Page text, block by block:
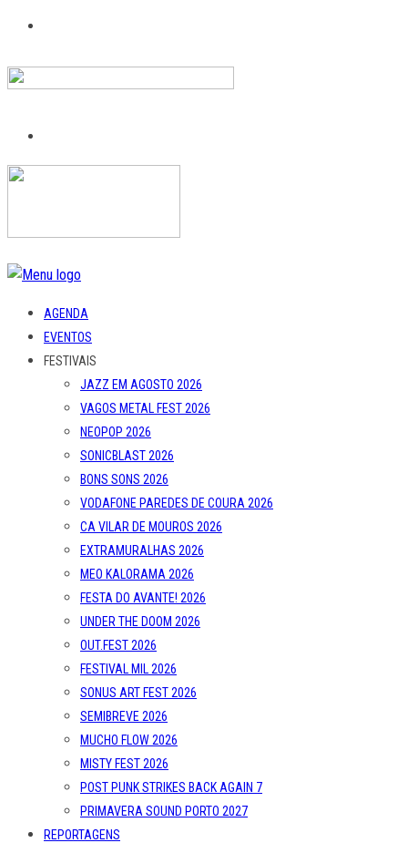
AGENDA
EVENTOS
FESTIVAIS
JAZZ EM AGOSTO 2026
VAGOS METAL FEST 2026
NEOPOP 2026
SONICBLAST 2026
BONS SONS 2026
VODAFONE PAREDES DE COURA 2026
CA VILAR DE MOUROS 2026
EXTRAMURALHAS 2026
MEO KALORAMA 2026
FESTA DO AVANTE! 2026
UNDER THE DOOM 2026
OUT.FEST 2026
FESTIVAL MIL 2026
SONUS ART FEST 2026
SEMIBREVE 2026
MUCHO FLOW 2026
MISTY FEST 2026
POST PUNK STRIKES BACK AGAIN 7
PRIMAVERA SOUND PORTO 2027
REPORTAGENS